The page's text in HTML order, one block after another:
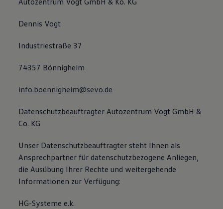
Dennis Vogt
Industriestraße 37
74357 Bönnigheim
info.boennigheim@sevo.de
Datenschutzbeauftragter Autozentrum Vogt GmbH &
Co. KG
Unser Datenschutzbeauftragter steht Ihnen als
Ansprechpartner für datenschutzbezogene Anliegen,
die Ausübung Ihrer Rechte und weitergehende
Informationen zur Verfügung:
HG-Systeme e.k.